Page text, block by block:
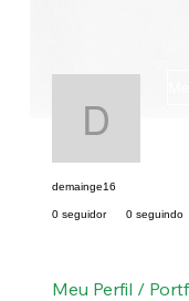
demainge16
0 seguidor 0 seguindo
Meu Perfil /